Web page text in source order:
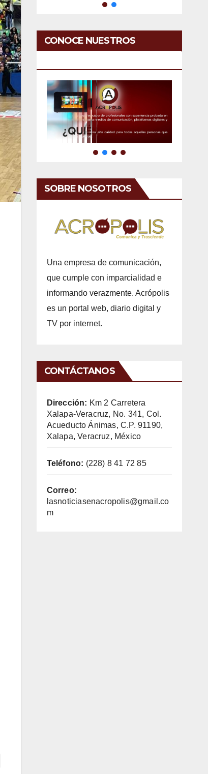
CONOCE NUESTROS
SOBRE NOSOTROS
Una empresa de comunicación,
que cumple con imparcialidad e
informando verazmente. Acrópolis
es un portal web, diario digital y
TV por internet.
CONTÁCTANOS
Dirección: Km 2 Carretera
Xalapa-Veracruz, No. 341, Col.
Acueducto Ánimas, C.P. 91190,
Xalapa, Veracruz, México
Teléfono: (228) 8 41 72 85
Correo:
lasnoticiasenacropolis@gmail.co
m